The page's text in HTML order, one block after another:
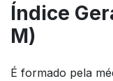
Índice
M)
É formado pela